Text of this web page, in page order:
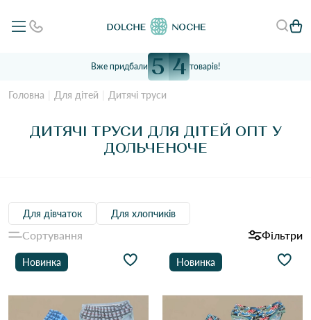
Вже придбали 5 4 товарів!
Головна Для дітей Дитячі труси
ДИТЯЧІ ТРУСИ ДЛЯ ДІТЕЙ ОПТ У
ДОЛЬЧЕНОЧЕ
Для дівчаток Для хлопчиків
Сортування Фільтри
Новинка Новинка